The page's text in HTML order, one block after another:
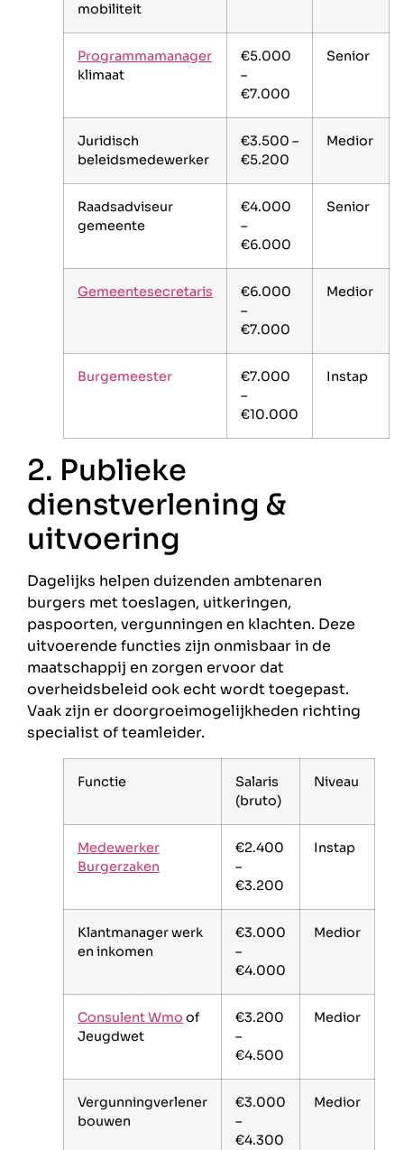
mobiliteit
Programmamanager
klimaat
€5.000
–
€7.000
Senior
Juridisch
beleidsmedewerker
€3.500 –
€5.200
Medior
Raadsadviseur
gemeente
€4.000
–
€6.000
Senior
Gemeentesecretaris
€6.000
–
€7.000
Medior
Burgemeester
€7.000
–
€10.000
Instap
2. Publieke
dienstverlening &
uitvoering
Dagelijks helpen duizenden ambtenaren
burgers met toeslagen, uitkeringen,
paspoorten, vergunningen en klachten. Deze
uitvoerende functies zijn onmisbaar in de
maatschappij en zorgen ervoor dat
overheidsbeleid ook echt wordt toegepast.
Vaak zijn er doorgroeimogelijkheden richting
specialist of teamleider.
Functie
Salaris
(bruto)
Niveau
Medewerker
Burgerzaken
€2.400
–
€3.200
Instap
Klantmanager werk
en inkomen
€3.000
–
€4.000
Medior
Consulent Wmo of
Jeugdwet
€3.200
–
€4.500
Medior
Vergunningverlener
bouwen
€3.000
–
€4.300
Medior